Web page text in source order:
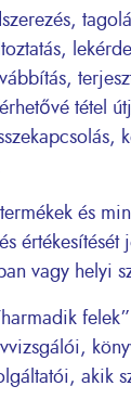
tétel
és
értékesítését
vagy helyi
felek”
akik